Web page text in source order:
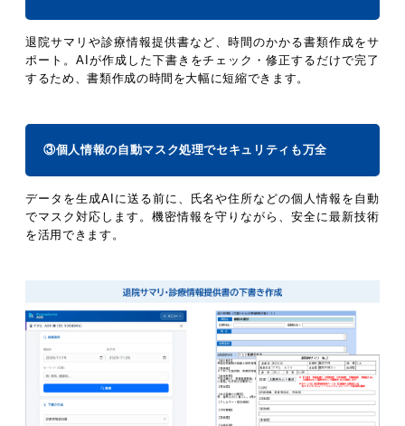
退院サマリや診療情報提供書など、時間のかかる書類作成をサ
ポート。AIが作成した下書きをチェック・修正するだけで完了
するため、書類作成の時間を大幅に短縮できます。
③個人情報の自動マスク処理でセキュリティも万全
データを生成AIに送る前に、氏名や住所などの個人情報を自動
でマスク対応します。機密情報を守りながら、安全に最新技術
を活用できます。